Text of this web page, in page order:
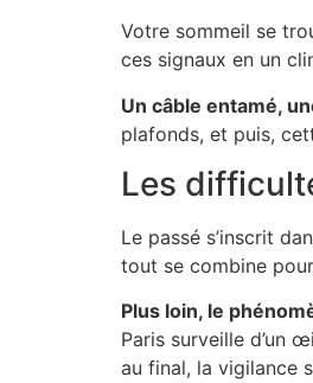
Votre sommeil se
ces signaux en un
Un câble entamé,
plafonds, et puis,
Les
Le passé s’inscrit
tout se combine
Plus loin, le
Paris surveille d’un
au final, la vigilance